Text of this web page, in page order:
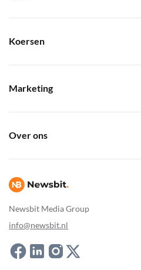
Newsbit Media Group
info@newsbit.nl
Koersen
Marketing
Over ons